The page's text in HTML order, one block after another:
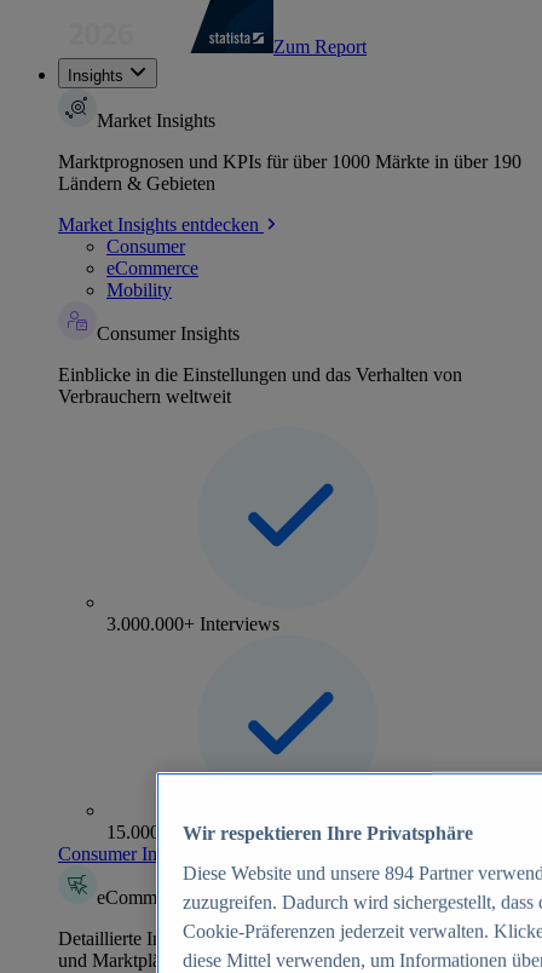
Zum Report
Insights
Market Insights
Marktprognosen und KPIs für über 1000 Märkte in über 190
Ländern & Gebieten
Market Insights entdecken
Consumer
eCommerce
Mobility
Consumer Insights
Einblicke in die Einstellungen und das Verhalten von
Verbrauchern weltweit
3.000.000+ Interviews
15.000+ Marken
Consumer Insights entdecken
eCommerce Insights
Detaillierte Informationen zu mehr als 39.000 Online-Shops
und Marktplätzen
Wir respektieren Ihre Privatsphäre
Diese Website und unsere 894 Partner
zuzugreifen. Dadurch wird sichergestellt,
Cookie-Präferenzen jederzeit verwalten.
diese Mittel verwenden, um Informationen